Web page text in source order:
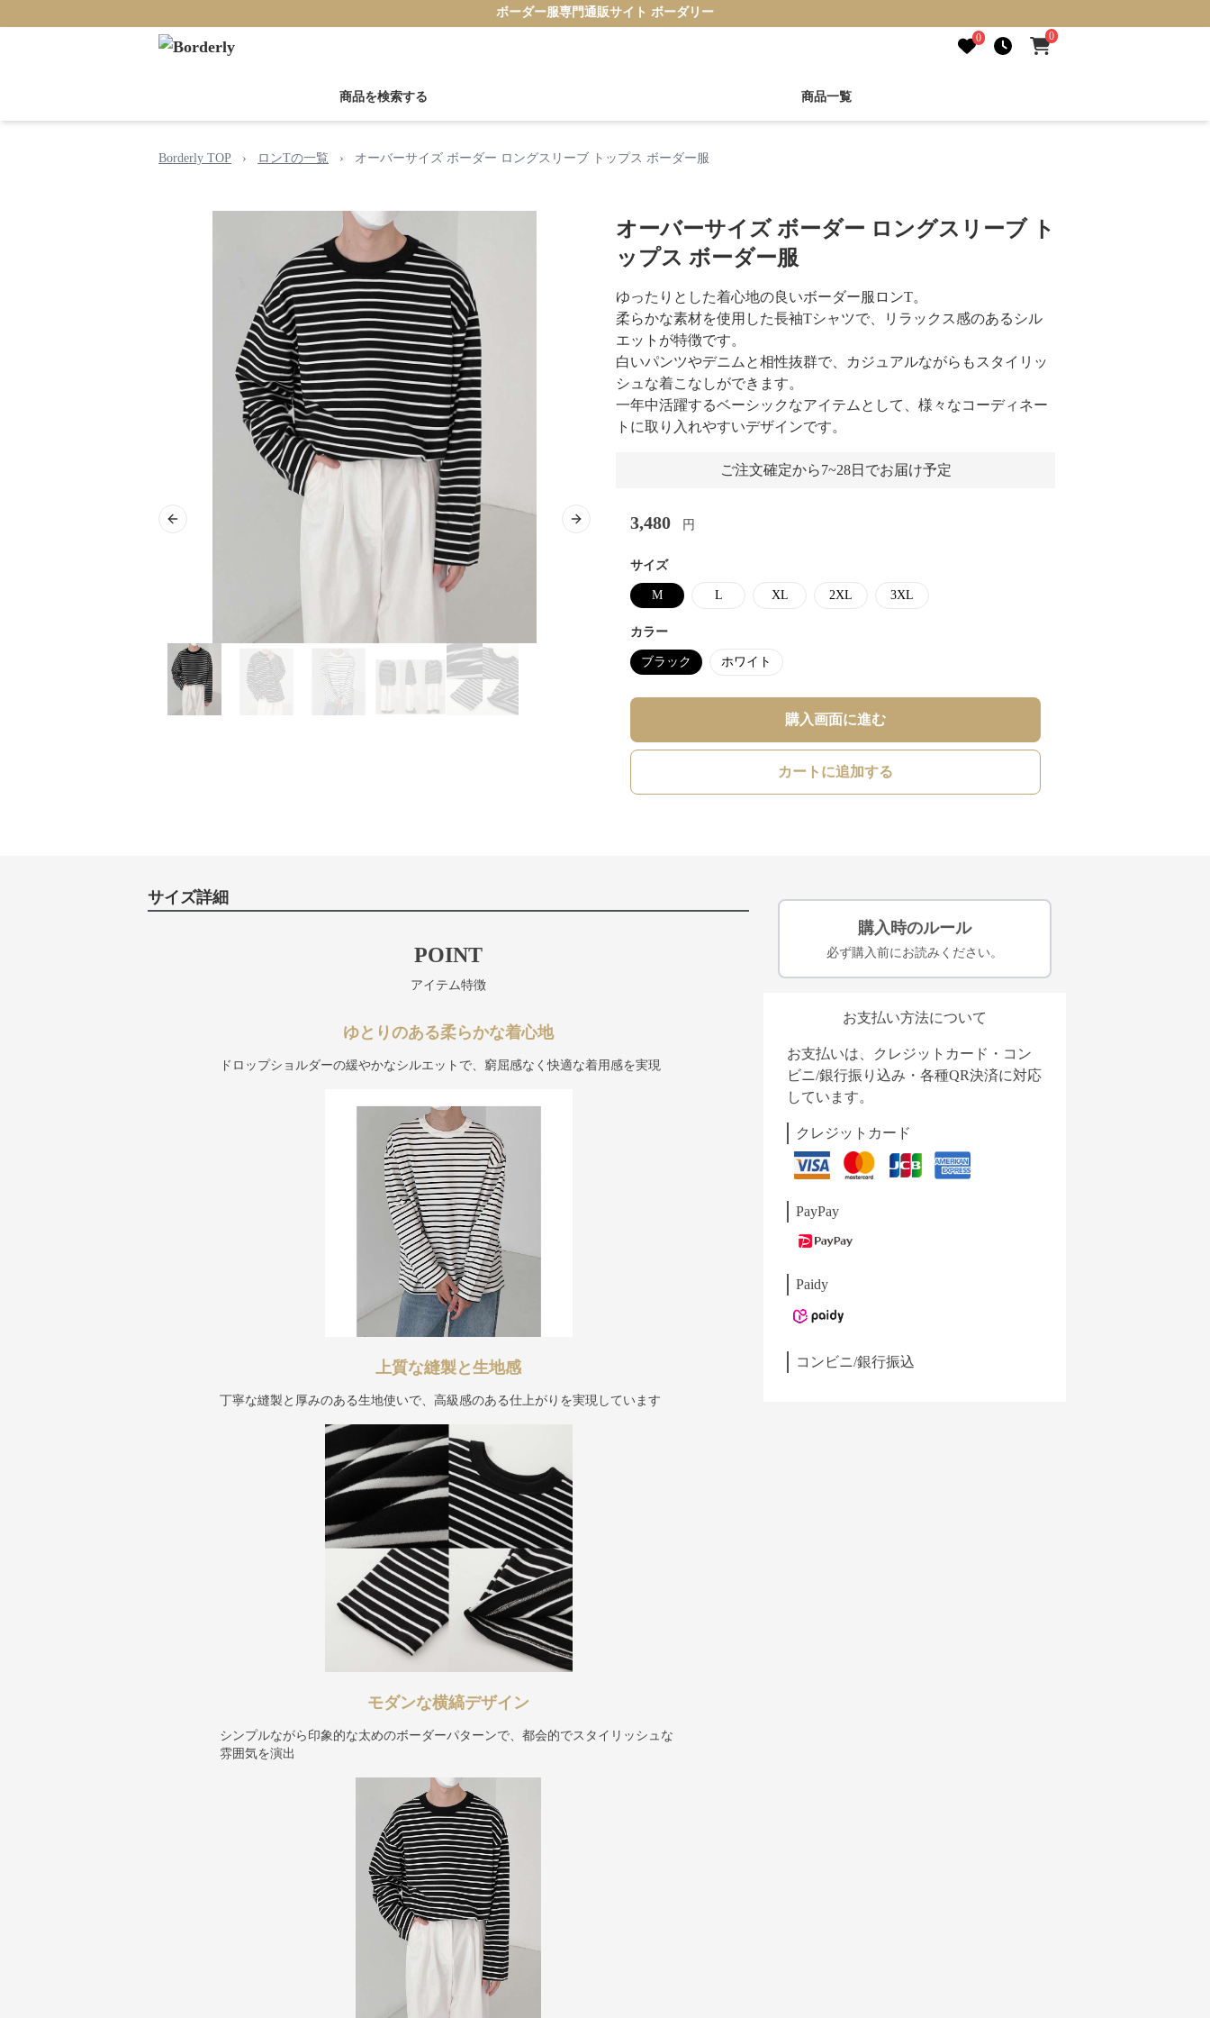
ボーダー服専門通販サイト ボーダリー
0 0
商品を検索する 商品一覧
Borderly TOP › ロンTの一覧 › オーバーサイズ ボーダー ロングスリーブ トップス ボーダー服
Previous slide Next slide
オーバーサイズ ボーダー ロングスリーブ ト
ップス ボーダー服
ゆったりとした着心地の良いボーダー服ロンT。
柔らかな素材を使用した長袖Tシャツで、リラックス感のあるシル
エットが特徴です。
白いパンツやデニムと相性抜群で、カジュアルながらもスタイリッ
シュな着こなしができます。
一年中活躍するベーシックなアイテムとして、様々なコーディネー
トに取り入れやすいデザインです。
ご注文確定から7~28日でお届け予定
3,480 円
サイズ
M L XL 2XL 3XL
カラー
ブラック ホワイト
購入画面に進む
カートに追加する
サイズ詳細
POINT
アイテム特徴
ゆとりのある柔らかな着心地
ドロップショルダーの緩やかなシルエットで、窮屈感なく快適な着用感を実現
上質な縫製と生地感
丁寧な縫製と厚みのある生地使いで、高級感のある仕上がりを実現しています
モダンな横縞デザイン
シンプルながら印象的な太めのボーダーパターンで、都会的でスタイリッシュな
雰囲気を演出
購入時のルール
必ず購入前にお読みください。
お支払い方法について
お支払いは、クレジットカード・コン
ビニ/銀行振り込み・各種QR決済に対応
しています。
クレジットカード
PayPay
Paidy
コンビニ/銀行振込